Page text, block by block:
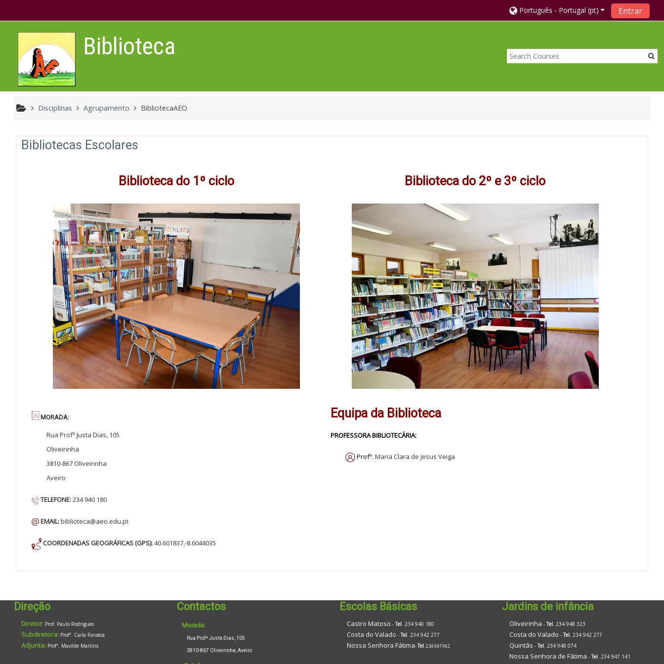
Português - Portugal ‎(pt)‎ Entrar
Biblioteca
Disciplinas Agrupamento BibliotecaAEO
Lista de tópicos
Bibliotecas Escolares
Biblioteca do 1º ciclo Biblioteca do 2º e 3º ciclo
MORADA:
Rua Profª Justa Dias, 105
Oliveirinha
3810-867 Oliveirinha
Aveiro
TELEFONE:234 940 180
EMAIL:biblioteca@aeo.edu.pt
COORDENADAS GEOGRÁFICAS (GPS):40.601837,-8.6044035
Equipa da Biblioteca
PROFESSORA BIBLIOTECÁRIA:
Profª. Maria Clara de Jesus Veiga
Direção
Diretor: Prof. Paulo Rodrigues
Subdiretora: Profª. Carla Fonseca
Adjunta: Profª. Mavilde Martins
Contactos
Morada:
Rua Profª Justa Dias, 105
3810-867 Oliveirinha, Aveiro
Escolas Básicas
Castro Matoso - Tel. 234 940 180
Costa do Valado - Tel. 234 942 277
Nossa Senhora Fátima-Tel. 234 947 062
Jardins de infância
Oliveirinha -Tel . 234 948 323
Costa do Valado -Tel . 234 942 277
Quintãs -Tel . 234 948 074
Nossa Senhora de Fátima -Tel . 234 947 141